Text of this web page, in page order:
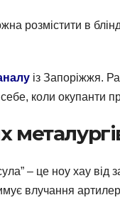
розмістити в
із Запоріжжя.
себе, коли
– це ноу хау від
влучання